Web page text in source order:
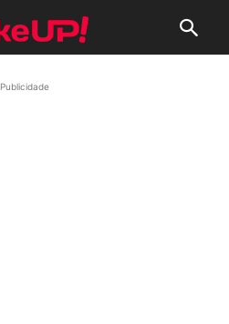
Publicidade